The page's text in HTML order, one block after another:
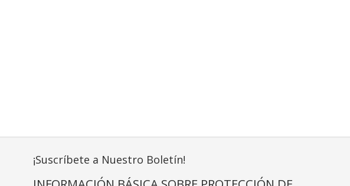
¡Suscríbete a Nuestro Boletín!